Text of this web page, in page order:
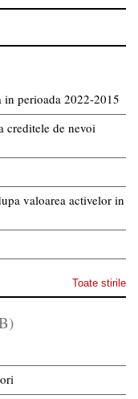
in perioada 2022-2015
creditele de nevoi
valoarea activelor in
Toate stirile